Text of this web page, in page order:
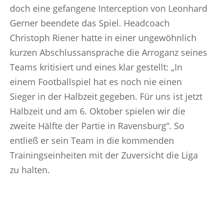
doch eine gefangene Interception von Leonhard
Gerner beendete das Spiel. Headcoach
Christoph Riener hatte in einer ungewöhnlich
kurzen Abschlussansprache die Arroganz seines
Teams kritisiert und eines klar gestellt: „In
einem Footballspiel hat es noch nie einen
Sieger in der Halbzeit gegeben. Für uns ist jetzt
Halbzeit und am 6. Oktober spielen wir die
zweite Hälfte der Partie in Ravensburg“. So
entließ er sein Team in die kommenden
Trainingseinheiten mit der Zuversicht die Liga
zu halten.